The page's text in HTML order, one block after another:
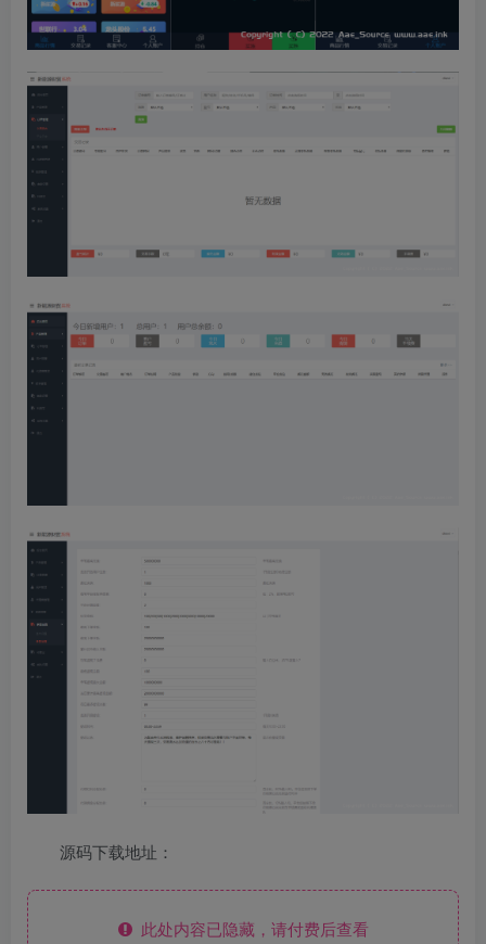
源码下载地址：
此处内容已隐藏，请付费后查看